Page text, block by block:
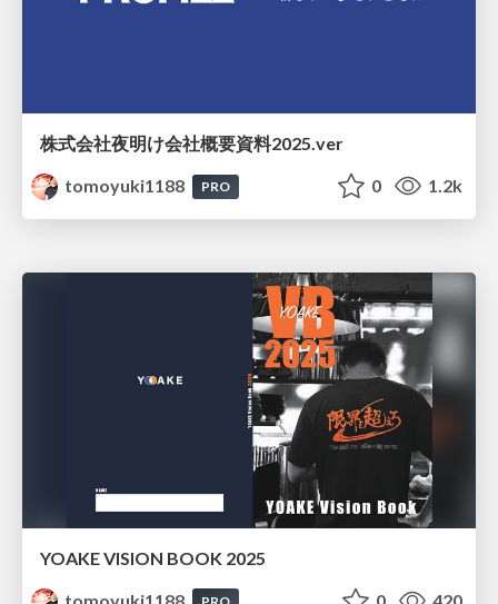
株式会社夜明け会社概要資料2025.ver
tomoyuki1188
PRO 0 1.2k
YOAKE VISION BOOK 2025
tomoyuki1188
0 420